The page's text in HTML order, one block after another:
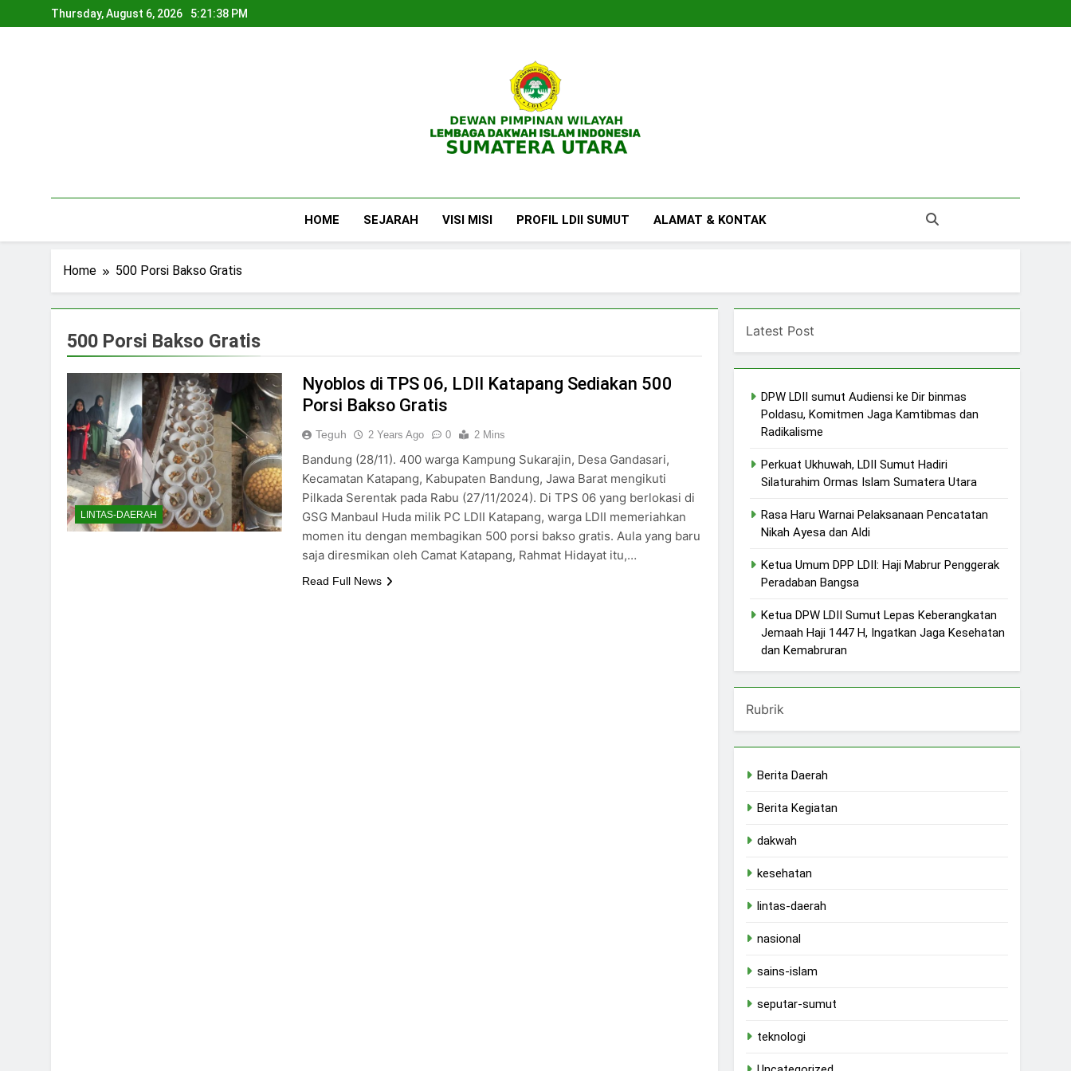
to
Thursday, August 6, 2026 5:21:38 PM
DPW LDII Sumatera Utara
HOME SEJARAH VISI MISI PROFIL LDII SUMUT ALAMAT & KONTAK
Home 500 Porsi Bakso Gratis
500 Porsi Bakso Gratis
LINTAS-DAERAH
Nyoblos di TPS 06, LDII Katapang Sediakan 500
Porsi Bakso Gratis
Teguh 2 Years Ago 0 2 Mins
Bandung (28/11). 400 warga Kampung Sukarajin, Desa Gandasari,
Kecamatan Katapang, Kabupaten Bandung, Jawa Barat mengikuti
Pilkada Serentak pada Rabu (27/11/2024). Di TPS 06 yang berlokasi di
GSG Manbaul Huda milik PC LDII Katapang, warga LDII memeriahkan
momen itu dengan membagikan 500 porsi bakso gratis. Aula yang baru
saja diresmikan oleh Camat Katapang, Rahmat Hidayat itu,…
Read Full News
Latest Post
DPW LDII sumut Audiensi ke Dir binmas
Poldasu, Komitmen Jaga Kamtibmas dan
Radikalisme
Perkuat Ukhuwah, LDII Sumut Hadiri
Silaturahim Ormas Islam Sumatera Utara
Rasa Haru Warnai Pelaksanaan Pencatatan
Nikah Ayesa dan Aldi
Ketua Umum DPP LDII: Haji Mabrur Penggerak
Peradaban Bangsa
Ketua DPW LDII Sumut Lepas Keberangkatan
Jemaah Haji 1447 H, Ingatkan Jaga Kesehatan
dan Kemabruran
Rubrik
Berita Daerah
Berita Kegiatan
dakwah
kesehatan
lintas-daerah
nasional
sains-islam
seputar-sumut
teknologi